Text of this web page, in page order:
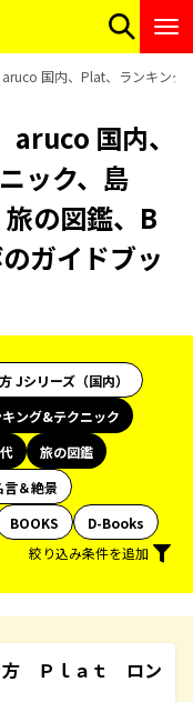
国内、Plat、ランキング
国内、
ック、島
の図鑑、B
ガイドブッ
Jシリーズ（国内）
ング&テクニック
旅の図鑑
＆絶景
BOOKS
D-Books
絞り込み条件を追加
方 Ｐｌａｔ ロン